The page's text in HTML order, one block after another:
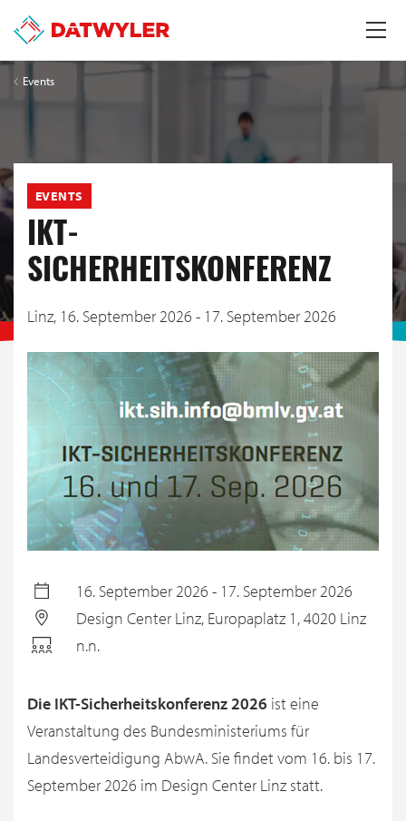
Events
EVENTS
IKT-
SICHERHEITSKONFERENZ
Linz, 16. September 2026 - 17. September 2026
16. September 2026 - 17. September 2026
Design Center Linz, Europaplatz 1, 4020 Linz
n.n.
Die IKT-Sicherheitskonferenz 2026 ist eine
Veranstaltung des Bundesministeriums für
Landesverteidigung AbwA. Sie findet vom 16. bis 17.
September 2026 im Design Center Linz statt.